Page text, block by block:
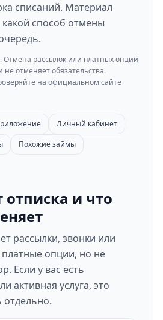
списаний. Материал
способ отмены
рассылок или платных опций
не отменяет обязательства.
на официальном сайте
Личный кабинет
Похожие займы
отписка и что
рассылки, звонки или
опции, но не
Если у вас есть
активная услуга, это
отдельно.